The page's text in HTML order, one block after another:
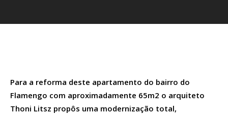
Para a reforma deste apartamento do bairro do
Flamengo com aproximadamente 65m2 o arquiteto
Thoni Litsz propôs uma modernização total,